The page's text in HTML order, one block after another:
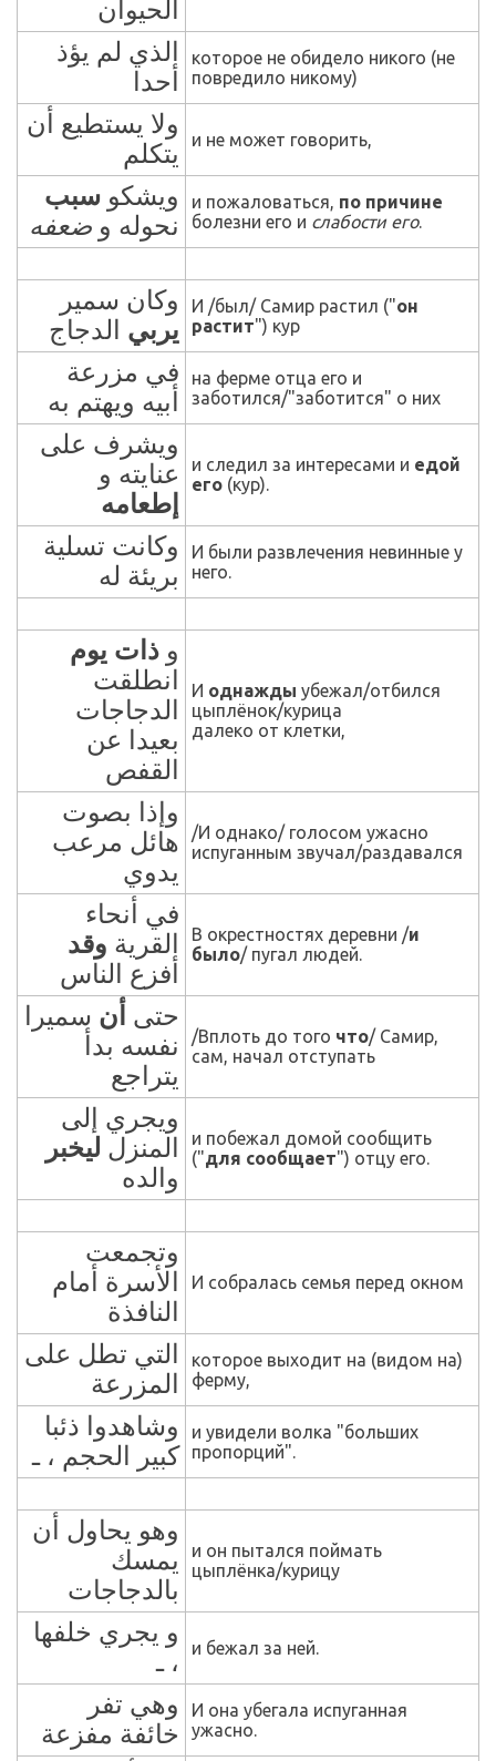
الحيوان
الذي لم يؤذ
أحدا
которое не обидело никого (не
повредило никому)
ولا يستطيع أن
يتكلم
и не может говорить,
ويشكو سبب
نحوله و ضعفه
и пожаловаться, по причине
болезни его и слабости его.
وكان سمير
يربي الدجاج
И /был/ Самир растил ("он
растит") кур
في مزرعة
أبيه ويهتم به
на ферме отца его и
заботился/"заботится" о них
ويشرف على
عنايته و
إطعامه
и следил за интересами и едой
его (кур).
وكانت تسلية
بريئة له
И были развлечения невинные у
него.
و ذات يوم
انطلقت
الدجاجات
بعيدا عن
القفص
И однажды убежал/отбился
цыплёнок/курица
далеко от клетки,
وإذا بصوت
هائل مرعب
يدوي
/И однако/ голосом ужасно
испуганным звучал/раздавался
في أنحاء
القرية وقد
أفزع الناس
В окрестностях деревни /и
было/ пугал людей.
حتى أن سميرا
نفسه بدأ
يتراجع
/Вплоть до того что/ Самир,
сам, начал отступать
ويجري إلى
المنزل ليخبر
والده
и побежал домой сообщить
("для сообщает") отцу его.
وتجمعت
الأسرة أمام
النافذة
И собралась семья перед окном
التي تطل على
المزرعة
которое выходит на (видом на)
ферму,
وشاهدوا ذئبا
كبير الحجم ، ـ
и увидели волка "больших
пропорций".
وهو يحاول أن
يمسك
بالدجاجات
и он пытался поймать
цыплёнка/курицу
و يجري خلفها
، ـ
и бежал за ней.
وهي تفر
خائفة مفزعة
И она убегала испуганная
ужасно.